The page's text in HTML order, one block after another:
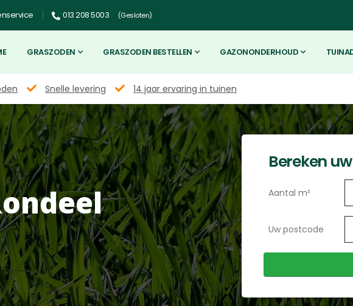
013 208 5003 (Gesloten)
GRASZODEN GRASZODEN BESTELLEN GAZONONDERHOUD
Snelle levering 14 jaar ervaring in tuinen
Bereken
Aantal m²
Uw postcode